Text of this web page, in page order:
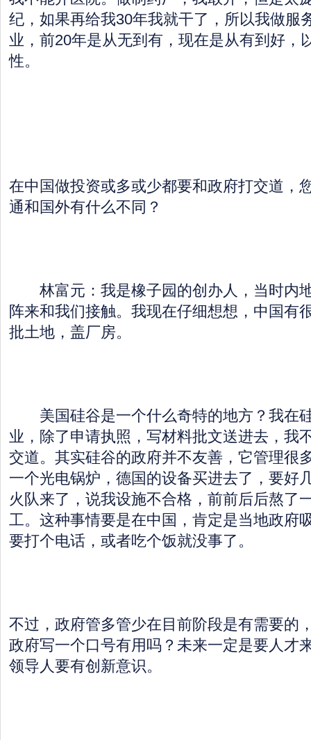
纪，如果再给我30年我就干了，所以我做服
业，前20年是从无到有，现在是从有到好，
性。
在中国做投资或多或少都要和政府打交道，
通和国外有什么不同？
林富元：我是橡子园的创办人，当时内
阵来和我们接触。我现在仔细想想，中国有
批土地，盖厂房。
美国硅谷是一个什么奇特的地方？我在
业，除了申请执照，写材料批文送进去，我
交道。其实硅谷的政府并不友善，它管理很
一个光电锅炉，德国的设备买进去了，要好
火队来了，说我设施不合格，前前后后熬了
工。这种事情要是在中国，肯定是当地政府
要打个电话，或者吃个饭就没事了。
不过，政府管多管少在目前阶段是有需要的
政府写一个口号有用吗？未来一定是要人才
领导人要有创新意识。